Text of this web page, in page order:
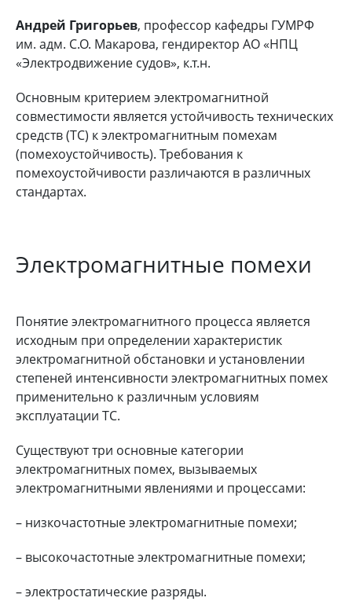
Андрей Григорьев, профессор кафедры ГУМРФ
им. адм. С.О. Макарова, гендиректор АО «НПЦ
«Электродвижение судов», к.т.н.
Основным критерием электромагнитной
совместимости является устойчивость технических
средств (ТС) к электромагнитным помехам
(помехоустойчивость). Требования к
помехоустойчивости различаются в различных
стандартах.
Электромагнитные помехи
Понятие электромагнитного процесса является
исходным при определении характеристик
электромагнитной обстановки и установлении
степеней интенсивности электромагнитных помех
применительно к различным условиям
эксплуатации ТС.
Существуют три основные категории
электромагнитных помех, вызываемых
электромагнитными явлениями и процессами:
– низкочастотные электромагнитные помехи;
– высокочастотные электромагнитные помехи;
– электростатические разряды.